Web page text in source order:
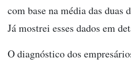
com base na média das duas
Já mostrei esses dados em
O diagnóstico dos